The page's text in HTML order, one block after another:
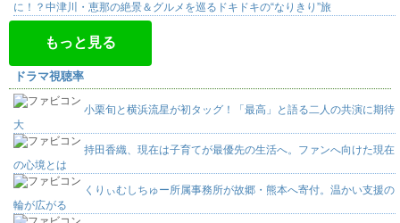
に！？中津川・恵那の絶景＆グルメを巡るドキドキの“なりきり”旅
もっと見る
ドラマ視聴率
小栗旬と横浜流星が初タッグ！「最高」と語る二人の共演に期待
大
持田香織、現在は子育てが最優先の生活へ。ファンへ向けた現在
の心境とは
くりぃむしちゅー所属事務所が故郷・熊本へ寄付。温かい支援の
輪が広がる